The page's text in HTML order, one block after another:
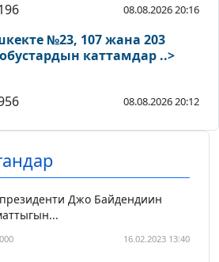
08.08.2026 20:16
№23, 107 жана 203
каттамдар ..>
08.08.2026 20:12
Джо Байдендиин
16.02.2023 13:40